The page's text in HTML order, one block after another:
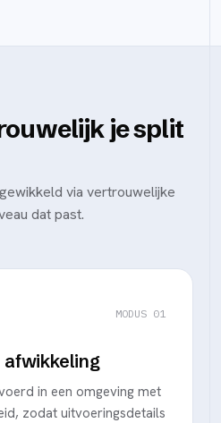
je split
via vertrouwelijke
dat past.
MODUS 01
in een omgeving met
zodat uitvoeringsdetails